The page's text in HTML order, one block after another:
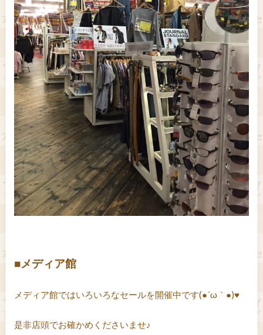
■メディア館
メディア館ではいろいろなセールを開催中です(●´ω｀●)♥
是非店頭でお確かめくださいませ♪